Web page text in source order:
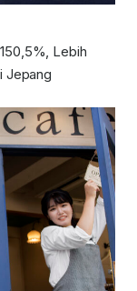
Lebih
Jepang